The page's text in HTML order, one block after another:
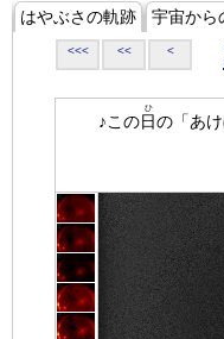
はやぶさの軌跡 宇宙から
<<< << <
♪この日
ひ
の「あけ